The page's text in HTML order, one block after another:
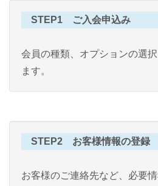
STEP1 ご入会申込み
会員の種類、オプションの選
ます。
STEP2 お客様情報の登録
お客様のご連絡先など、必要